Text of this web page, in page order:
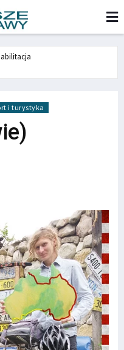
i turystyka